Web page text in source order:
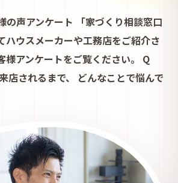
の声アンケート 「家づくり相談窓口
ハウスメーカーや工務店をご紹介さ
様アンケートをご覧ください。 Q
店されるまで、 どんなことで悩んで